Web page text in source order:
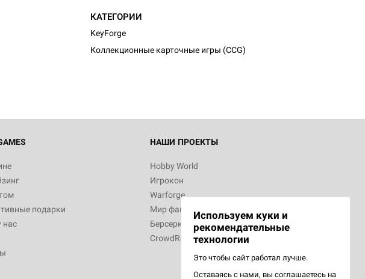
КАТЕГОРИИ
KeyForge
Коллекционные карточные игры (CCG)
подарки
нас
НАШИ ПРОЕКТЫ
Hobby World
Игрокон
Warforge
Мир фантастики
Берсерк
CrowdRepublic
Используем куки и
рекомендательные
технологии
Это чтобы сайт работал лучше.
Оставаясь с нами, вы соглашаетесь на
игра Hobby World Журнал
Спецвыпуск: Братья
Боевая тревога
игра Hobby World Сумерки
Четвёртая редакция: Грозовой